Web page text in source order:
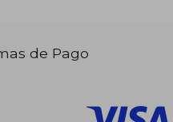
de Pago